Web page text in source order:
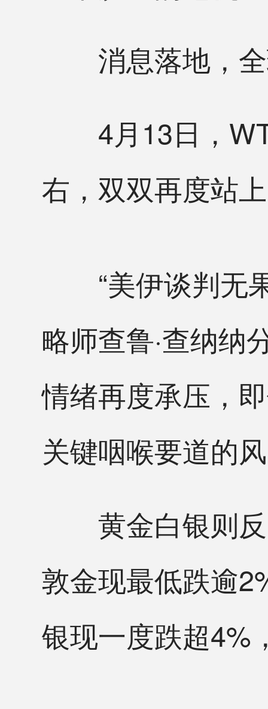
消息落地，全
4月13日，WTI
右，双双再度站
“美伊谈判无果
略师查鲁·查纳纳
情绪再度承压，
关键咽喉要道的
黄金白银则反
敦金现最低跌逾
银现一度跌超4%